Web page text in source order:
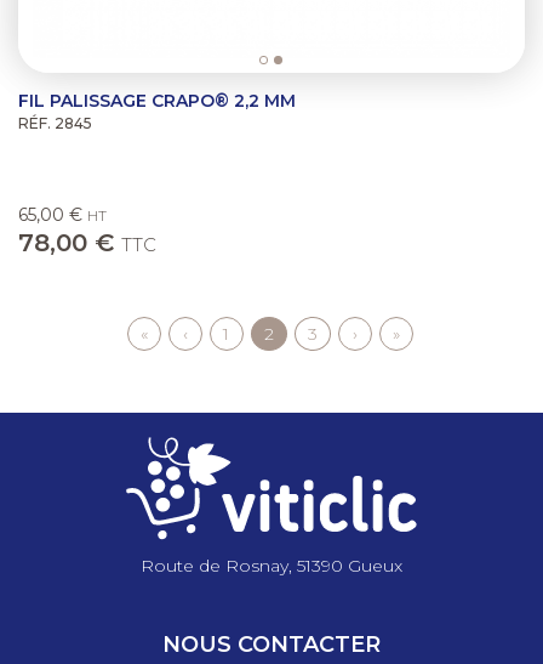
FIL PALISSAGE CRAPO® 2,2 MM
RÉF. 2845
65,00 € HT
78,00 € TTC
Pagination Première
page
« Page
précédente
‹ Page
1 Page
courante
2 Page
3 Page
suivante
› Dernière
page
»
Route de Rosnay, 51390 Gueux
NOUS CONTACTER